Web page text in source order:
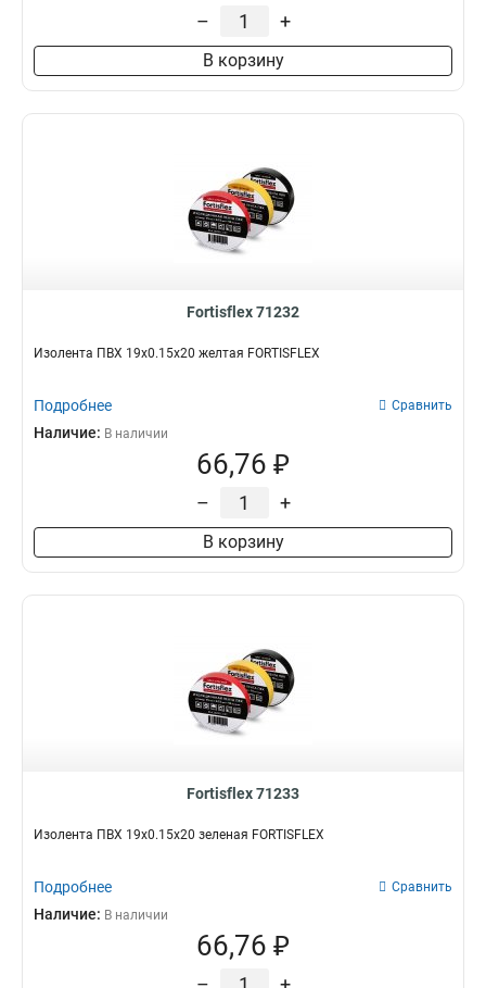
– +
В корзину
Fortisflex 71232
Изолента ПВХ 19х0.15х20 желтая FORTISFLEX
Подробнее Сравнить
Наличие: В наличии
66,76 ₽
– +
В корзину
Fortisflex 71233
Изолента ПВХ 19х0.15х20 зеленая FORTISFLEX
Подробнее Сравнить
Наличие: В наличии
66,76 ₽